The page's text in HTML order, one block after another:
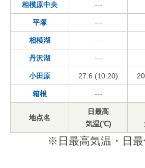
相模原中央 ---
平塚 ---
相模湖 ---
丹沢湖 ---
小田原 27.6 (10:20)
箱根 ---
地点名
日最高
気温(℃)
※日最高気温・日